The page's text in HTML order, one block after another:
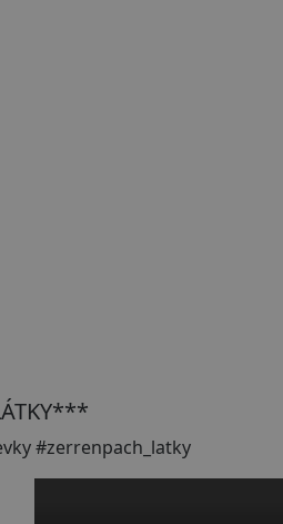
#zerrenpach_latky